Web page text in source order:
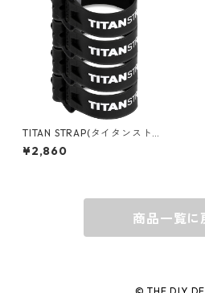
グローブ
BEHRENS
TITAN STRAP(タイタンストラ
ップ ) ミニストラップ4PACK 1
5cm ブラック TSM-0506X4-
¥2,860
商品一覧に